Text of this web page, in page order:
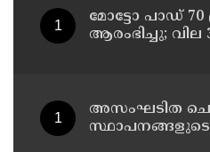
മോട്ടോ പാഡ് 70
ആരംഭിച്ചു;
അസംഘടിത